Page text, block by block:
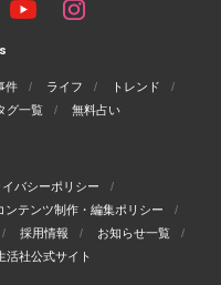
件 ライフ
トレンド
グ一覧 無料占い
イバシーポリシー
ンテンツ制作・編集ポリシー
採用情報
お知らせ一覧
活社公式サイト